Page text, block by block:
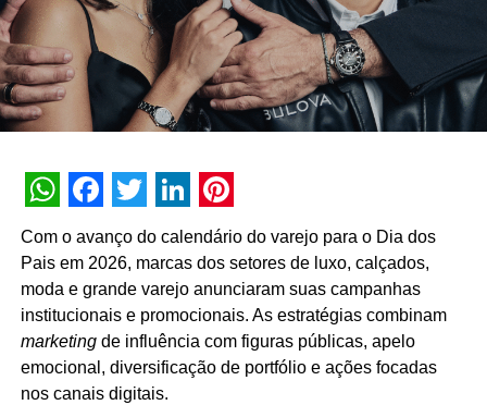
também é patrocinadora master de grandes times de
futebol, como o Clube Atlético Mineiro (MG) e Fluminense
(RJ), além de outros na América do Sul, como o
Universidad do Chile. A Betano enxerga o Brasil com
grande potencial de crescimento e aderência à marca, a
fácil, ágil e com uma ampla diversidade de formatos de
apostas, desde as mais simples para novos usuários ou
que buscam apostas mais complexas.
TÓPICOS RELACIONADOS: DESTAQUE
A SEGUIR
Panini prepara campanha especial para o Dia das
Crianças
WhatsApp
Facebook
Twitter
LinkedIn
Pinterest
Com o avanço do calendário do varejo para o Dia dos
Pais em 2026, marcas dos setores de luxo, calçados,
moda e grande varejo anunciaram suas campanhas
institucionais e promocionais. As estratégias combinam
marketingde influência com figuras públicas, apelo
emocional, diversificação de portfólio e ações focadas
nos canais digitais.